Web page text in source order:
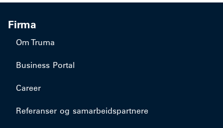
Firma
Om Truma
Business Portal
Career
Referanser og samarbeidspartnere